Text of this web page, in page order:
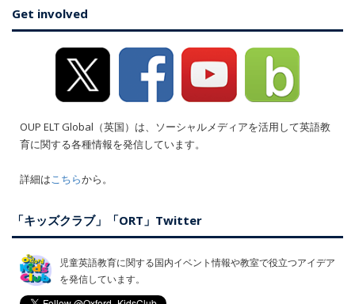
Get involved
OUP ELT Global（英国）は、ソーシャルメディアを活用して英語教
育に関する各種情報を発信しています。
詳細はこちらから。
「キッズクラブ」「ORT」Twitter
児童英語教育に関する国内イベント情報や教室で役立つアイデア
を発信しています。